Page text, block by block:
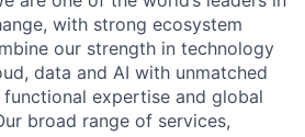
with strong ecosystem
our strength in technology
data and AI with unmatched
expertise and global
broad range of services,